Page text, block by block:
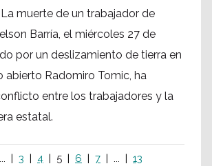
La muerte de un trabajador de
Barría, el miércoles 27 de
por un deslizamiento de tierra en
abierto Radomiro Tomic, ha
entre los trabajadores y la
estatal.
... 3 4 5 6 7 ...
13